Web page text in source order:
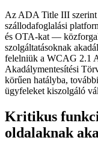
Az ADA Title III szerint
szállodafoglalási
és OTA-kat —
szolgáltatásoknak
felelniük a WCAG 2.1
Akadálymentesítési
körűen hatályba,
ügyfeleket kiszolgáló
Kritikus
oldalaknak